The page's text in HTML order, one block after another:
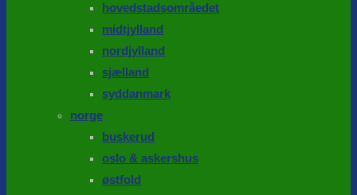
hovedstadsområedet
midtjylland
nordjylland
sjælland
syddanmark
norge
buskerud
oslo & askershus
østfold